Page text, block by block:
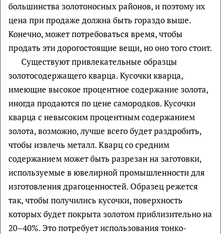
большинства золотоносных районов, и поэтому их
цена при продаже должна быть гораздо выше.
Конечно, может потребоваться время, чтобы
продать эти дорогостоящие вещи, но оно того стоит.
Существуют привлекательные образцы
золотосодержащего кварца. Кусочки кварца,
имеющие высокое процентное содержание золота,
иногда продаются по цене самородков. Кусочки
кварца с невысоким процентным содержанием
золота, возможно, лучше всего будет раздробить,
чтобы извлечь металл. Кварц со средним
содержанием может быть разрезан на заготовки,
используемые в ювелирной промышленности для
изготовления драгоценностей. Образец режется
так, чтобы получились кусочки, поверхность
которых будет покрыта золотом приблизительно на
20–40%. Это потребует использования тонко-